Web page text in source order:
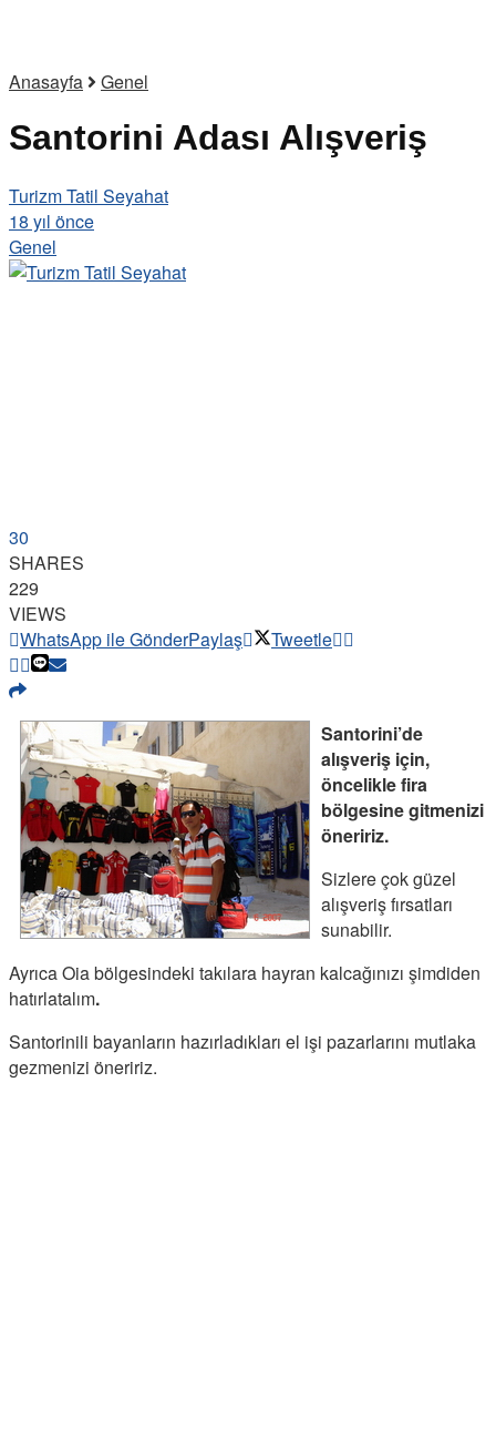
Anasayfa Genel
Santorini Adası Alışveriş
Turizm Tatil Seyahat
18 yıl önce
Genel
30
SHARES
229
VIEWS
WhatsApp ile GönderPaylaş Tweetle
Santorini’de
alışveriş için,
öncelikle fira
bölgesine gitmenizi
öneririz.
Sizlere çok güzel
alışveriş fırsatları
sunabilir.
Ayrıca Oia bölgesindeki takılara hayran kalcağınızı şimdiden
hatırlatalım.
Santorinili bayanların hazırladıkları el işi pazarlarını mutlaka
gezmenizi öneririz.